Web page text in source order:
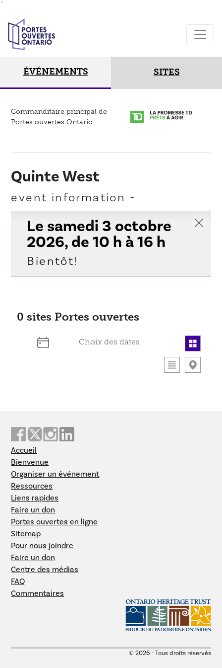
`
ÉVÉNEMENTS SITES
Commanditaire principal de
Portes ouvertes Ontario
Quinte West
event information
Le samedi 3 octobre
2026, de 10 h à 16 h
Bientôt!
0 sites Portes ouvertes
Accueil
Bienvenue
Organiser un événement
Ressources
Liens rapides
Faire un don
Portes ouvertes en ligne
Sitemap
Pour nous joindre
Faire un don
Centre des médias
FAQ
Commentaires
© 2026 - Tous droits réservés